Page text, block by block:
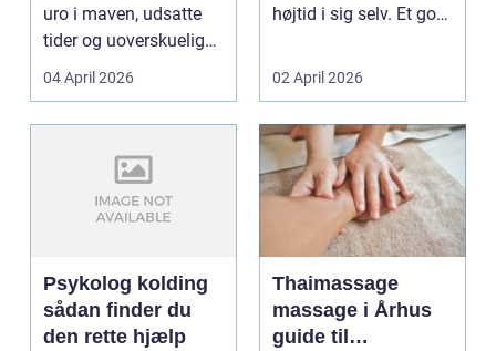
uro i maven, udsatte
tider og uoverskuelige
priser. Samtidig ved
04 April 2026
højtid i sig selv. Et godt
02 April 2026
Psykolog kolding
sådan finder du
den rette hjælp
Thaimassage
massage i Århus
guide til